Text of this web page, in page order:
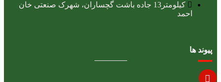
کیلومتر13 جاده باشت گچساران، شهرک صنعتی خان
احمد
پیوند ها